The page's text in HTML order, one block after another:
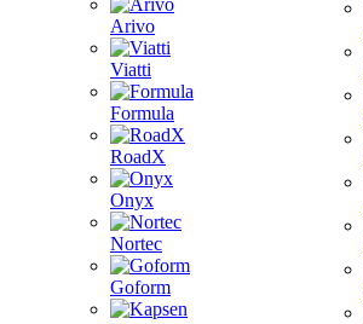
Arivo
Viatti
Formula
RoadX
Onyx
Nortec
Goform